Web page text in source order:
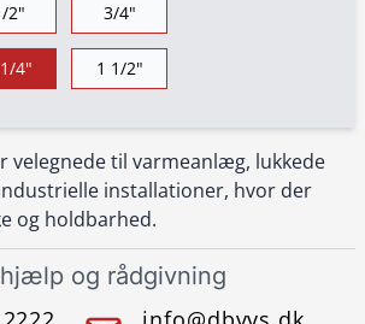
velegnede til varmeanlæg, lukkede
installationer, hvor der
og holdbarhed.
2" 3/4"
4" 1 1/2"
og rådgivning